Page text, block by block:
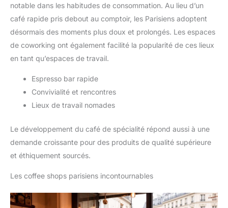
notable dans les habitudes de consommation. Au lieu d’un
café rapide pris debout au comptoir, les Parisiens adoptent
désormais des moments plus doux et prolongés. Les espaces
de coworking ont également facilité la popularité de ces lieux
en tant qu’espaces de travail.
Espresso bar rapide
Convivialité et rencontres
Lieux de travail nomades
Le développement du café de spécialité répond aussi à une
demande croissante pour des produits de qualité supérieure
et éthiquement sourcés.
Les coffee shops parisiens incontournables